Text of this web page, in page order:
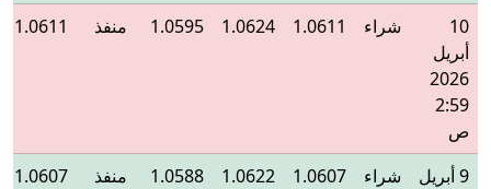
10
أبريل
2026
2:59
ص
شراء 1.0611
1.0624
1.0595 منفذ 1.0611
9 أبريل
شراء 1.0607
1.0622
1.0588 منفذ 1.0607